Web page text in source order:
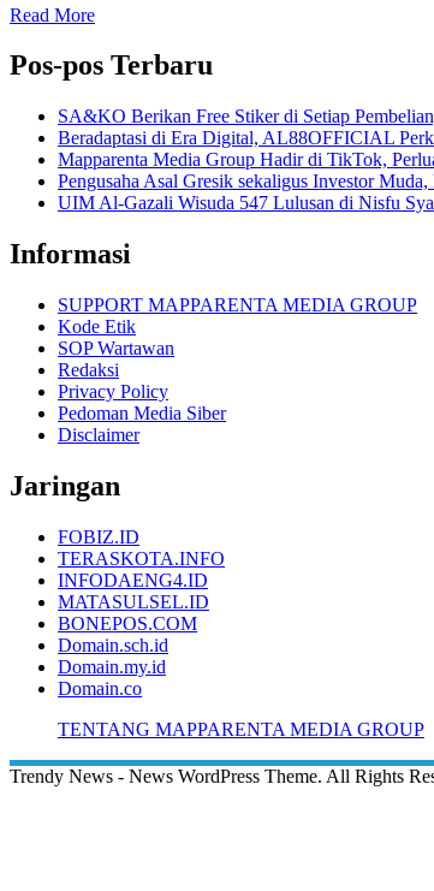
Read More
Pos-pos Terbaru
SA&KO Berikan Free Stiker di Setiap
Beradaptasi di Era Digital, AL88OFFICIAL
Mapparenta Media Group Hadir di TikTok,
Pengusaha Asal Gresik sekaligus Investor
UIM Al-Gazali Wisuda 547 Lulusan di Nisfu
Informasi
SUPPORT MAPPARENTA MEDIA GROUP
Kode Etik
SOP Wartawan
Redaksi
Privacy Policy
Pedoman Media Siber
Disclaimer
Jaringan
FOBIZ.ID
TERASKOTA.INFO
INFODAENG4.ID
MATASULSEL.ID
BONEPOS.COM
Domain.sch.id
Domain.my.id
Domain.co
TENTANG MAPPARENTA MEDIA GROUP
Trendy News - News WordPress Theme. All Rights